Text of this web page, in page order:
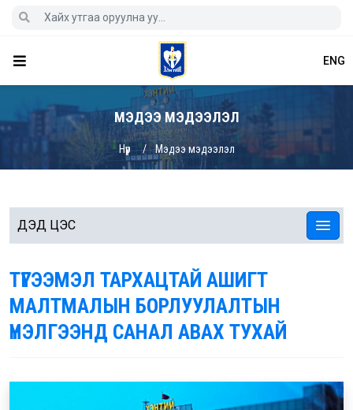
ENG
МЭДЭЭ МЭДЭЭЛЭЛ
Нүүр Мэдээ мэдээлэл
ДЭД ЦЭС
ТҮГЭЭМЭЛ ТАРХАЦТАЙ АШИГТ
МАЛТМАЛЫН БОРЛУУЛАЛТЫН
ҮНЭЛГЭЭНД САНАЛ АВАХ ТУХАЙ